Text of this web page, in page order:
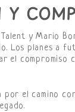
y Mario
Los planes a
el compromiso
por el camino